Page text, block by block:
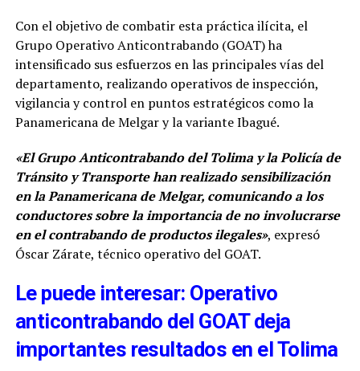
Con el objetivo de combatir esta práctica ilícita, el
Grupo Operativo Anticontrabando (GOAT) ha
intensificado sus esfuerzos en las principales vías del
departamento, realizando operativos de inspección,
vigilancia y control en puntos estratégicos como la
Panamericana de Melgar y la variante Ibagué.
«El Grupo Anticontrabando del Tolima y la Policía de
Tránsito y Transporte han realizado sensibilización
en la Panamericana de Melgar, comunicando a los
conductores sobre la importancia de no involucrarse
en el contrabando de productos ilegales», expresó
Óscar Zárate, técnico operativo del GOAT.
Le puede interesar: Operativo
anticontrabando del GOAT deja
importantes resultados en el Tolima